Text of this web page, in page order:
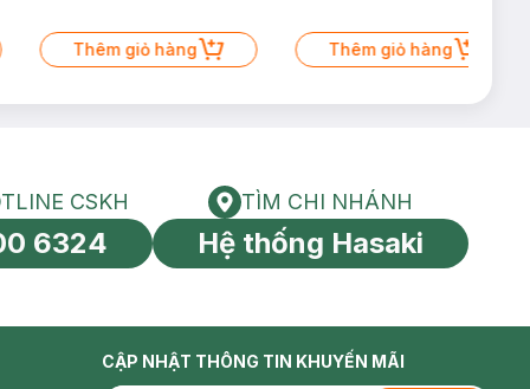
Thêm giỏ hàng Thêm giỏ hàng
toàn cầu
HOTLINE CSKH
CSKH
6324
Tìm chi nhánh
TÌM CHI NHÁNH
Hệ thống Hasaki
CẬP NHẬT THÔNG TIN KHUYẾN MÃI